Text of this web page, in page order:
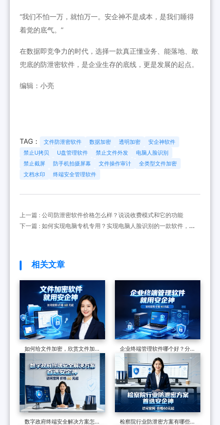
“我们不怕一万，就怕万一。安企神不是成本，是我们睡得
着觉的底气。”
在数据即竞争力的时代，选择一款真正懂业务、能落地、敢
兜底的防泄密软件，是企业生存的底线，更是发展的起点。
编辑：小亮
TAG： 文件防泄密软件 数据加密 透明加密
安企神软件
禁止U拷贝
U盘管理软件 禁止文件外发
电脑人脸识别
禁止截屏
防手机拍摄屏幕 文件操作审计
全类型文件加密
文档水印
终端安全管理软件
上一篇 : 公司防泄密软件价格怎么样？说说收费模式和它的功能
下一篇 : 如何实现电脑专机专用？实现电脑人脸识别的一款软件，公
相关文章
如何给文件加密，欣赏文件加密
软件的7个防泄密措施，可加密
可审计
企业终端管理软件哪个好？分享
一款软件的七大功能，防护终端
安全超有效
数字政府终端安全解决方案怎么
检察院行业防泄密方案有哪些？